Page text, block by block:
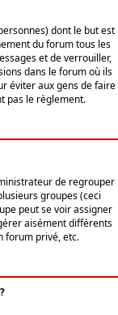
dont le but est
du forum tous les
et de verrouiller,
dans le forum où ils
éviter aux gens de faire
pas le règlement.
de regrouper
groupes (ceci
peut se voir assigner
aisément différents
forum privé, etc.